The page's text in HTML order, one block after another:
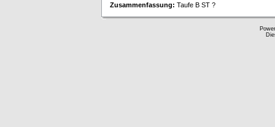
Zusammenfassung: Taufe B ST ?